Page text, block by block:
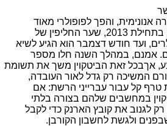
אנונימית, והפך לפופולרי מאוד
במהלך השנים האחרונות. בתחילת 2013, שער החליפין של
עמד על 13.6 דולרים, ועד חודש דצמבר הוא הגיע לשיא
ה-1,200 דולרים. אמנם, במהלך השנה חלו מספר
אךבכל זאת הביטקוין משך את תשומת
המשיכה רק גדל לאור העובדה,
טרף קל עבור עברייני הרשת: אם
במחשבים שלהם בצורה בלתי
לגנוב את קובץ הארנק כדי לקבל
ולגשת לחשבון הקורבן.